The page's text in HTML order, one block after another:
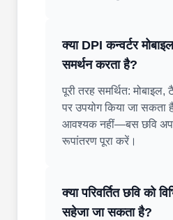
क्या DPI कन्वर्टर
समर्थन करता है?
पूरी तरह समर्थित:
पर उपयोग किया जा सकता
आवश्यक नहीं—बस छवि
रूपांतरण पूरा करें।
क्या परिवर्तित छवि को
सहेजा जा सकता है?